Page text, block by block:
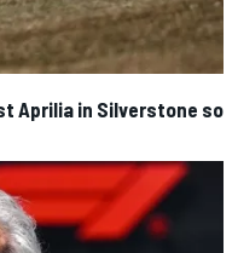
Aprilia in Silverstone so